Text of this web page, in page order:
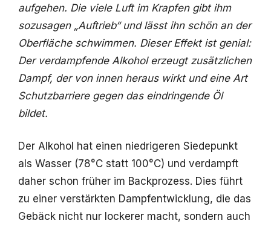
aufgehen. Die viele Luft im Krapfen gibt ihm
sozusagen „Auftrieb“ und lässt ihn schön an der
Oberfläche schwimmen. Dieser Effekt ist genial:
Der verdampfende Alkohol erzeugt zusätzlichen
Dampf, der von innen heraus wirkt und eine Art
Schutzbarriere gegen das eindringende Öl
bildet.
Der Alkohol hat einen niedrigeren Siedepunkt
als Wasser (78°C statt 100°C) und verdampft
daher schon früher im Backprozess. Dies führt
zu einer verstärkten Dampfentwicklung, die das
Gebäck nicht nur lockerer macht, sondern auch